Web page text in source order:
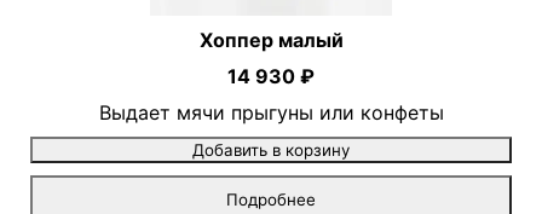
Хоппер малый
14 930 ₽
Выдает мячи прыгуны или конфеты
Добавить в корзину
Подробнее